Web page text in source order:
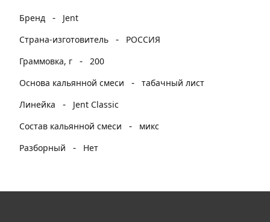
Бренд -
Jent
Страна-изготовитель
-
РОССИЯ
Граммовка, г
- 200
Основа кальянной смеси
- табачный лист
Линейка
-
Jent Classic
Состав кальянной смеси
-
микс
Разборный
- Нет